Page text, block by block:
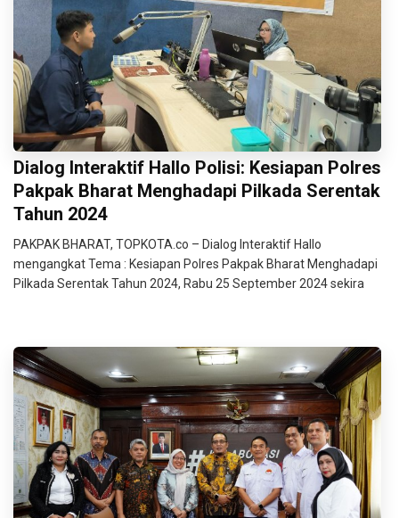
Dialog Interaktif Hallo Polisi: Kesiapan Polres
Pakpak Bharat Menghadapi Pilkada Serentak
Tahun 2024
PAKPAK BHARAT, TOPKOTA.co – Dialog Interaktif Hallo
mengangkat Tema : Kesiapan Polres Pakpak Bharat Menghadapi
Pilkada Serentak Tahun 2024, Rabu 25 September 2024 sekira